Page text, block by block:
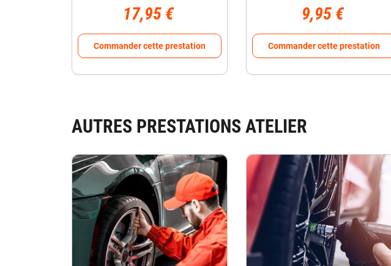
17,95 €
Commander cette prestation
9,95 €
Commander cette prestation
AUTRES PRESTATIONS ATELIER